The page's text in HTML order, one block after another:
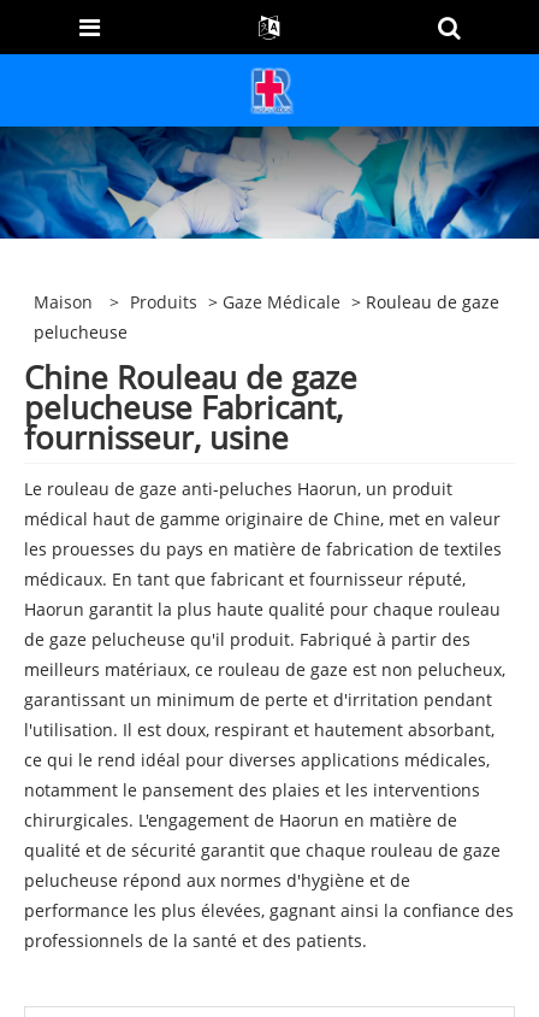
Maison > Produits > Gaze Médicale > Rouleau de gaze
pelucheuse
Chine Rouleau de gaze
pelucheuse Fabricant,
fournisseur, usine
Le rouleau de gaze anti-peluches Haorun, un produit
médical haut de gamme originaire de Chine, met en valeur
les prouesses du pays en matière de fabrication de textiles
médicaux. En tant que fabricant et fournisseur réputé,
Haorun garantit la plus haute qualité pour chaque rouleau
de gaze pelucheuse qu'il produit. Fabriqué à partir des
meilleurs matériaux, ce rouleau de gaze est non pelucheux,
garantissant un minimum de perte et d'irritation pendant
l'utilisation. Il est doux, respirant et hautement absorbant,
ce qui le rend idéal pour diverses applications médicales,
notamment le pansement des plaies et les interventions
chirurgicales. L'engagement de Haorun en matière de
qualité et de sécurité garantit que chaque rouleau de gaze
pelucheuse répond aux normes d'hygiène et de
performance les plus élevées, gagnant ainsi la confiance des
professionnels de la santé et des patients.